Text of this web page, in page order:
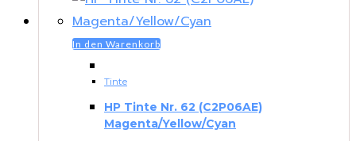
In den Warenkorb
Tinte
HP Tinte Nr. 62 (C2P06AE)
Magenta/Yellow/Cyan